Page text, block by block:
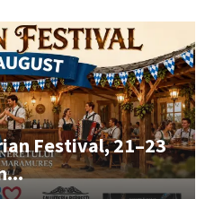
Festival, 21–23